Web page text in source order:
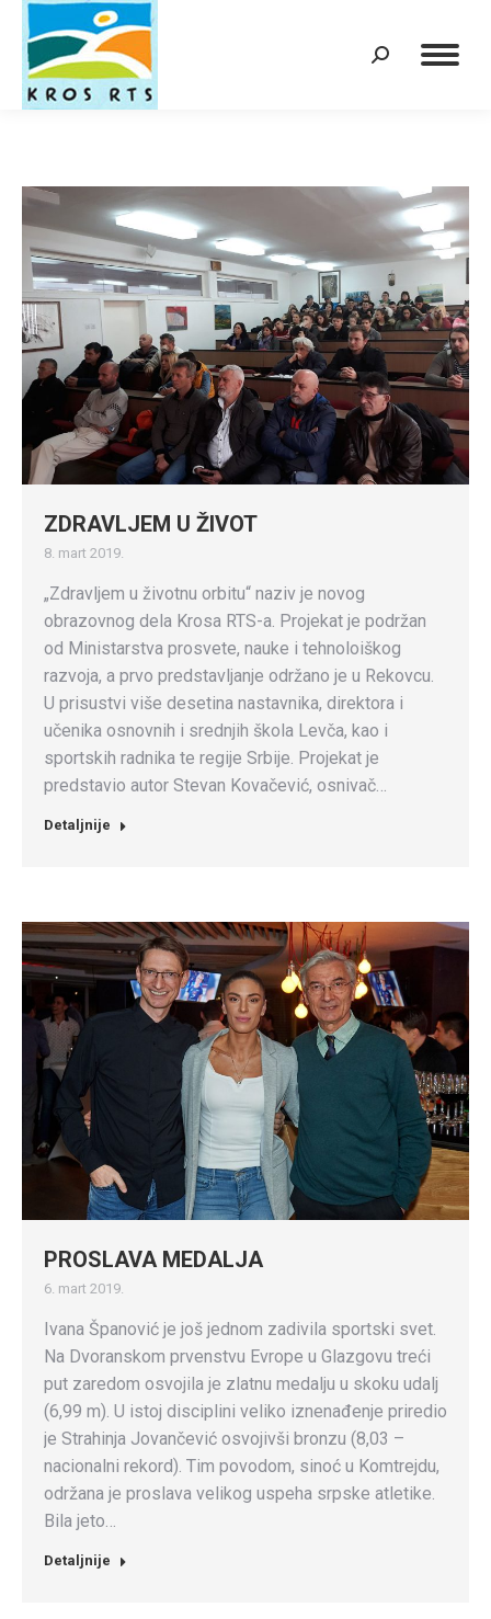
Search:
ZDRAVLJEM U ŽIVOT
8. mart 2019.
„Zdravljem u životnu orbitu“ naziv je novog
obrazovnog dela Krosa RTS-a. Projekat je podržan
od Ministarstva prosvete, nauke i tehnoloiškog
razvoja, a prvo predstavljanje održano je u Rekovcu.
U prisustvi više desetina nastavnika, direktora i
učenika osnovnih i srednjih škola Levča, kao i
sportskih radnika te regije Srbije. Projekat je
predstavio autor Stevan Kovačević, osnivač…
Detaljnije
PROSLAVA MEDALJA
6. mart 2019.
Ivana Španović je još jednom zadivila sportski svet.
Na Dvoranskom prvenstvu Evrope u Glazgovu treći
put zaredom osvojila je zlatnu medalju u skoku udalj
(6,99 m). U istoj disciplini veliko iznenađenje priredio
je Strahinja Jovančević osvojivši bronzu (8,03 –
nacionalni rekord). Tim povodom, sinoć u Komtrejdu,
održana je proslava velikog uspeha srpske atletike.
Bila jeto…
Detaljnije